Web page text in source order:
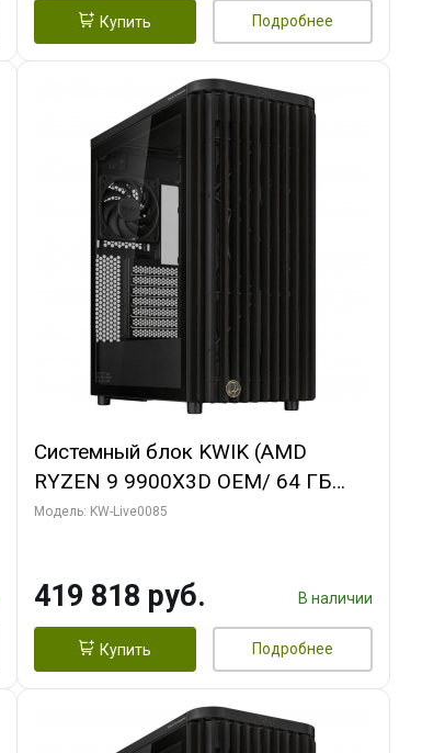
Купить Подробнее
Системный блок KWIK (AMD
RYZEN 9 9900X3D OEM/ 64 ГБ
ОЗУ/ ASUS RTX5080 PROART OC
Модель: KW-Live0085
419 818 руб. В наличии
Купить Подробнее